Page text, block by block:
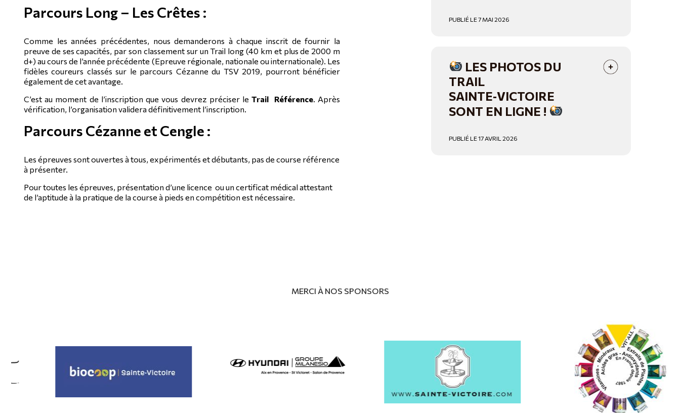
Parcours Long – Les Crêtes :
Comme les années précédentes, nous demanderons à chaque inscrit de fournir la
preuve de ses capacités, par son classement sur un Trail long (40 km et plus de 2000 m
d+) au cours de l’année précédente (Epreuve régionale, nationale ou internationale). Les
fidèles coureurs classés sur le parcours Cézanne du TSV 2019, pourront bénéficier
également de cet avantage.
C’est au moment de l’inscription que vous devrez préciser leTrail Référence. Après
vérification, l’organisation validera définitivement l’inscription.
Parcours Cézanne et Cengle :
Les épreuves sont ouvertes à tous, expérimentés et débutants, pas de course référence
à présenter.
Pour toutes les épreuves, présentation d’une licence ou un certificat médical attestant
de l’aptitude à la pratique de la course à pieds en compétition est nécessaire.
PUBLIÉ LE 7 MAI 2026
LES PHOTOS DU
TRAIL
SAINTE‑VICTOIRE
SONT EN LIGNE !
PUBLIÉ LE 17 AVRIL 2026
MERCI À NOS SPONSORS